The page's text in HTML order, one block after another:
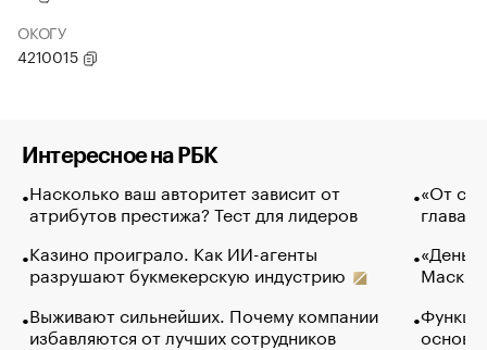
ОКОГУ
4210015
Интересное на РБК
Насколько ваш авторитет зависит от
атрибутов престижа? Тест для лидеров
Казино проиграло. Как ИИ-агенты
разрушают букмекерскую индустрию
Выживают сильнейших. Почему компании
избавляются от лучших сотрудников
«От
глава
Маск в
основ